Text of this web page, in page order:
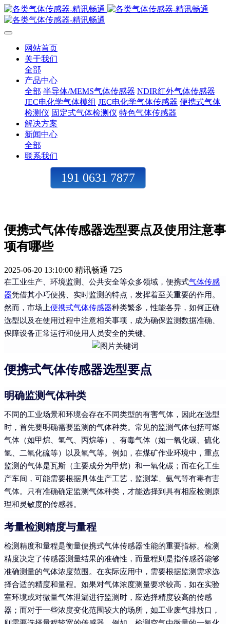
网站首页
关于我们
全部
产品中心
全部 半导体/MEMS气体传感器 NDIR红外气体传感器
JEC电化学气体模组 JEC电化学气体传感器 便携式气体
检测仪 固定式气体检测仪 特色气体传感器
解决方案
新闻中心
全部
联系我们
191 0631 7877
便携式气体传感器选型要点及使用注意事
项有哪些
2025-06-20 13:10:00 精讯畅通 725
在工业生产、环境监测、公共安全等众多领域，便携式气体传感
器凭借其小巧便携、实时监测的特点，发挥着至关重要的作用。
然而，市场上便携式气体传感器种类繁多，性能各异，如何正确
选型以及在使用过程中注意相关事项，成为确保监测数据准确、
保障设备正常运行和使用人员安全的关键。
便携式气体传感器选型要点
明确监测气体种类
不同的工业场景和环境会存在不同类型的有害气体，因此在选型
时，首先要明确需要监测的气体种类。常见的监测气体包括可燃
气体（如甲烷、氢气、丙烷等）、有毒气体（如一氧化碳、硫化
氢、二氧化硫等）以及氧气等。例如，在煤矿作业环境中，重点
监测的气体是瓦斯（主要成分为甲烷）和一氧化碳；而在化工生
产车间，可能需要根据具体生产工艺，监测苯、氨气等有毒有害
气体。只有准确确定监测气体种类，才能选择到具有相应检测原
理和灵敏度的传感器。
考量检测精度与量程
检测精度和量程是衡量便携式气体传感器性能的重要指标。检测
精度决定了传感器测量结果的准确性，而量程则是指传感器能够
准确测量的气体浓度范围。在实际应用中，需要根据监测需求选
择合适的精度和量程。如果对气体浓度测量要求较高，如在实验
室环境或对微量气体泄漏进行监测时，应选择精度较高的传感
器；而对于一些浓度变化范围较大的场所，如工业废气排放口，